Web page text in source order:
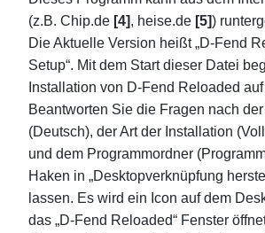
(z.B. Chip.de [4], heise.de [5])
Die Aktuelle Version heißt „D-Fend
Setup“. Mit dem Start dieser Datei
Installation von D-Fend Reloaded
Beantworten Sie die Fragen nach
(Deutsch), der Art der Installation
und dem Programmordner
Haken in „Desktopverknüpfung
lassen. Es wird ein Icon auf dem
das „D-Fend Reloaded“ Fenster